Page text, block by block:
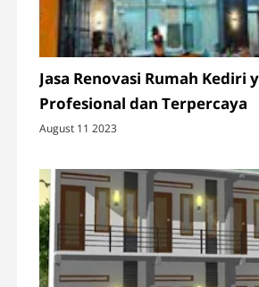
Jasa Renovasi Rumah Kediri
Profesional dan Terpercaya
August 11 2023